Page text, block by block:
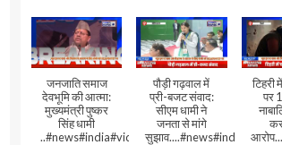
जनजाति समाज
देवभूमि की आत्मा:
मुख्यमंत्री पुष्कर
सिंह धामी
..#news#india#video#viral
पौड़ी गढ़वाल में
प्री-बजट संवाद:
सीएम धामी ने
जनता से मांगे
टिहरी
पर